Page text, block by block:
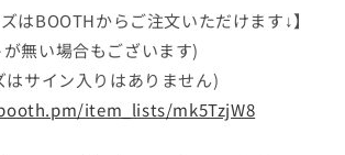
初
号
店】
の
数
ズはBOOTHからご注文いただけます↓】
無い場合もございます)
はサイン入りはありません)
item_lists/mk5TzjW8